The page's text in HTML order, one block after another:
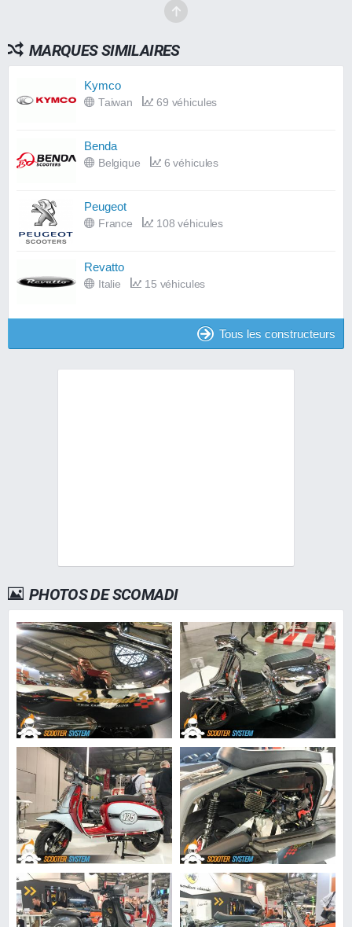
MARQUES SIMILAIRES
Kymco
Taiwan 69 véhicules
Benda
Belgique 6 véhicules
Peugeot
France 108 véhicules
Revatto
Italie 15 véhicules
Tous les constructeurs
PHOTOS DE SCOMADI